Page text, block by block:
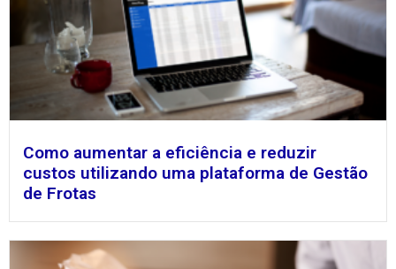
Como aumentar a eficiência e reduzir
custos utilizando uma plataforma de Gestão
de Frotas